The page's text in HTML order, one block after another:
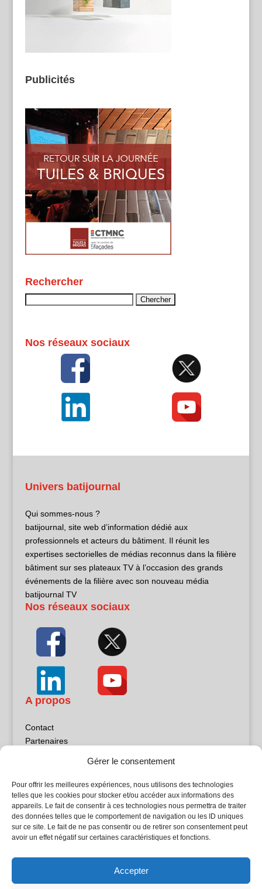
Gérer le consentement
Pour offrir les meilleures expériences, nous utilisons des technologies
telles que les cookies pour stocker et/ou accéder aux informations des
appareils. Le fait de consentir à ces technologies nous permettra de traiter
des données telles que le comportement de navigation ou les ID uniques
sur ce site. Le fait de ne pas consentir ou de retirer son consentement peut
avoir un effet négatif sur certaines caractéristiques et fonctions.
Accepter
Publicités
Rechercher
Nos réseaux sociaux
Univers batijournal
Qui sommes-nous ?
batijournal, site web d’information dédié aux
professionnels et acteurs du bâtiment. Il réunit les
expertises sectorielles de médias reconnus dans la filière
bâtiment sur ses plateaux TV à l’occasion des grands
événements de la filière avec son nouveau média
batijournal TV
Nos réseaux sociaux
A propos
Contact
Partenaires
Politique de confidentialité
Sites partenaires
5Façades
Atrium Patrimoine